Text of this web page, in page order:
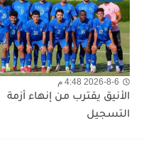
2026-8-6 4:48 م
الأنيق يقترب من إنهاء أزمة
التسجيل